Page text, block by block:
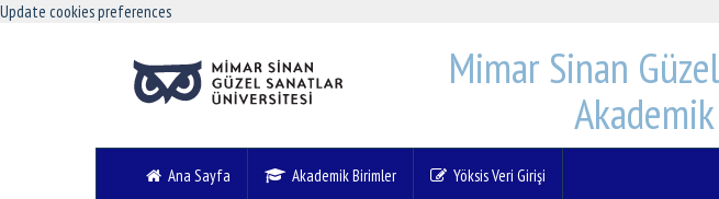
Update cookies preferences
Mimar Sinan
Ana Sayfa Akademik Birimler Yöksis Veri Girişi